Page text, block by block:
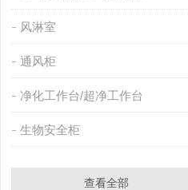
风淋室
通风柜
净化工作台/超净工作台
生物安全柜
查看全部